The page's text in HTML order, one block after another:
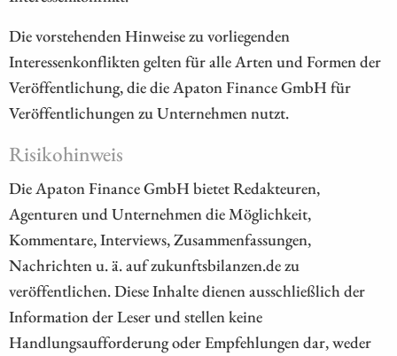
Die vorstehenden Hinweise zu vorliegenden
Interessenkonflikten gelten für alle Arten und Formen der
Veröffentlichung, die die Apaton Finance GmbH für
Veröffentlichungen zu Unternehmen nutzt.
Risikohinweis
Die Apaton Finance GmbH bietet Redakteuren,
Agenturen und Unternehmen die Möglichkeit,
Kommentare, Interviews, Zusammenfassungen,
Nachrichten u. ä. auf zukunftsbilanzen.de zu
veröffentlichen. Diese Inhalte dienen ausschließlich der
Information der Leser und stellen keine
Handlungsaufforderung oder Empfehlungen dar, weder